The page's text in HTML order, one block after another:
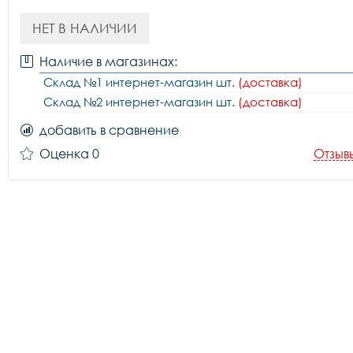
НЕТ В НАЛИЧИИ
Наличие в магазинах:
Склад №1 интернет-магазин шт. (доставка)
Склад №2 интернет-магазин шт. (доставка)
добавить в сравнение
Оценка 0